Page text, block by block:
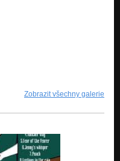
Zobrazit všechny galerie